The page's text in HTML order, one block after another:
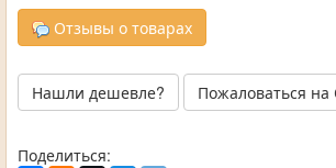
Отзывы о товарах
Нашли дешевле? Пожаловаться на
Поделиться: